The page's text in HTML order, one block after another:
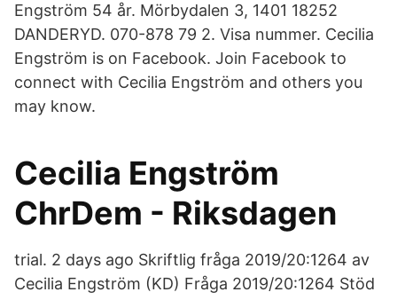
Engström 54 år. Mörbydalen 3, 1401 18252
DANDERYD. 070-878 79 2. Visa nummer. Cecilia
Engström is on Facebook. Join Facebook to
connect with Cecilia Engström and others you
may know.
Cecilia Engström
ChrDem - Riksdagen
trial. 2 days ago Skriftlig fråga 2019/20:1264 av
Cecilia Engström (KD) Fråga 2019/20:1264 Stöd